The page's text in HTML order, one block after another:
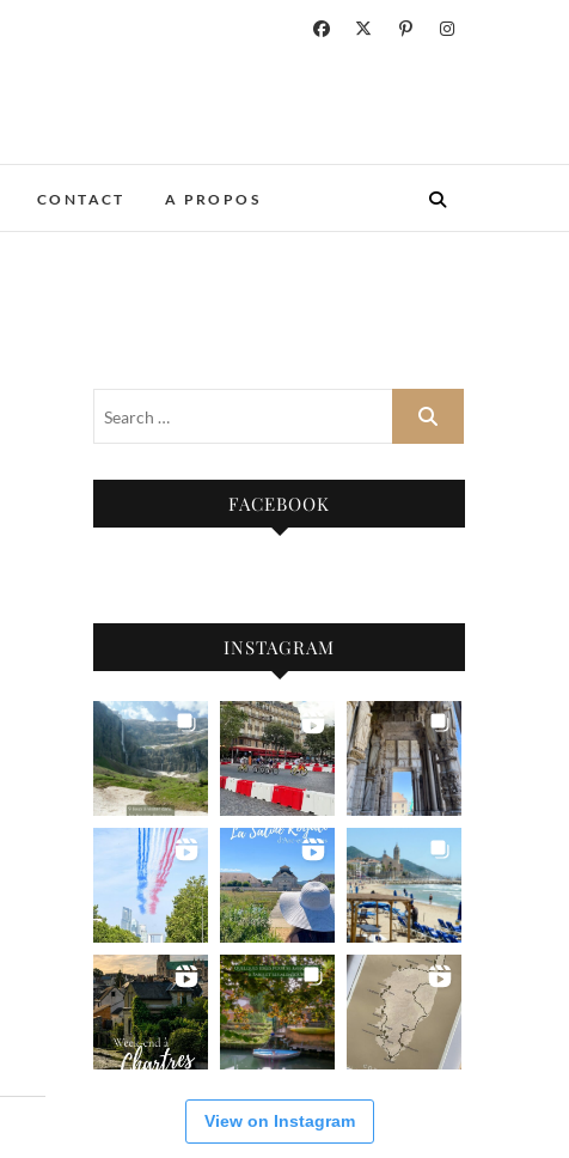
CONTACT A PROPOS
FACEBOOK
INSTAGRAM
View on Instagram